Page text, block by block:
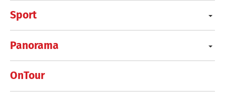
Sport
Panorama
OnTour